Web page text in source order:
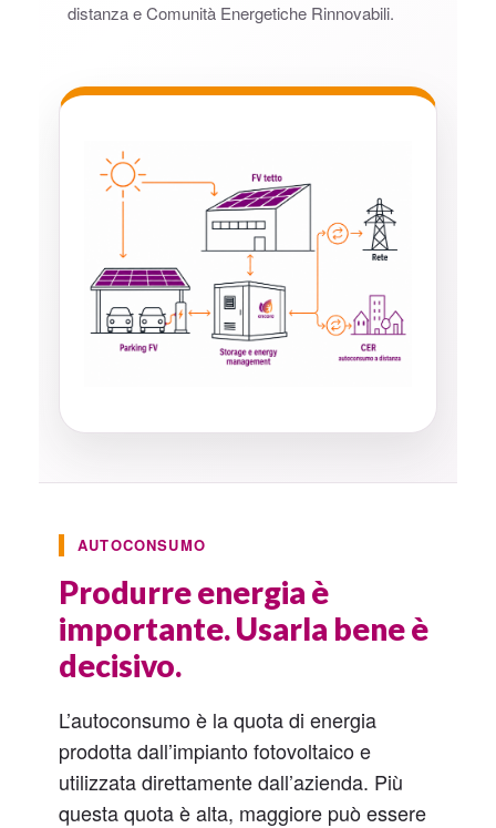
distanza e Comunità Energetiche Rinnovabili.
AUTOCONSUMO
Produrre energia è
importante. Usarla bene è
decisivo.
L’autoconsumo è la quota di energia
prodotta dall’impianto fotovoltaico e
utilizzata direttamente dall’azienda. Più
questa quota è alta, maggiore può essere